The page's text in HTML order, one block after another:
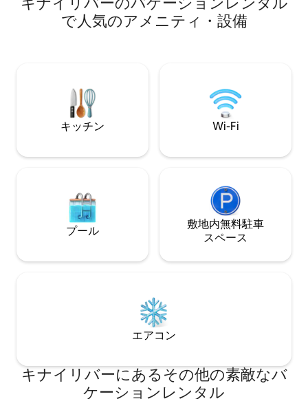
ウスには、広々としたデッキ、独立した
コテージ、比類のない川の眺望がありま
い。リバーハウスは、スワード（2時間）
またはホーマー（1時間30分）のオープン
ウォーター釣り場の近くにある最適な拠
オスタイルのお
華なキングサイズ
な建築の窓が、ア
家を自然光で満た
で人気のアメニティ・設備
キッチン Wi-Fi
プール
敷地内無料駐⁠車
ス⁠ペ⁠ー⁠ス
エアコン
キナイリバーにあるその他の素敵なバ
ケーションレンタル